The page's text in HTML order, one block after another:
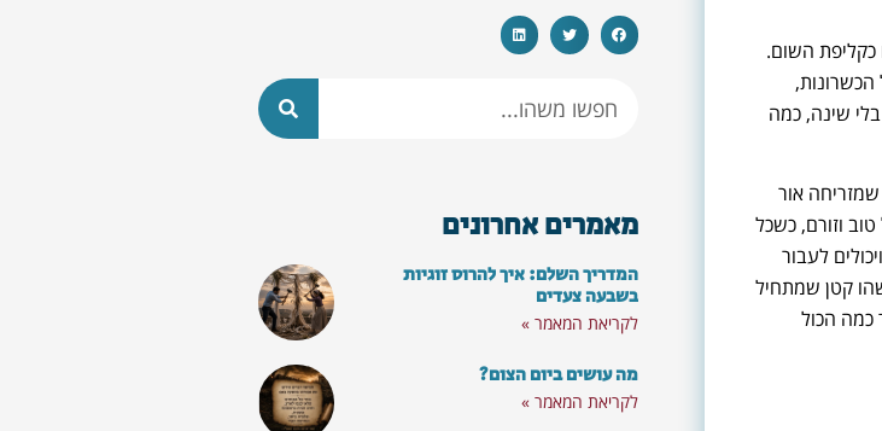
השום.
שינה, כמה
אור
וזורם, כשכל
לעבור
קטן שמתחיל
כמה הכול
מאמרים אחרונים
המדריך השלם: איך להרוס זוגיות
בשבעה צעדים
לקריאת המאמר »
מה עושים ביום הצום?
לקריאת המאמר »